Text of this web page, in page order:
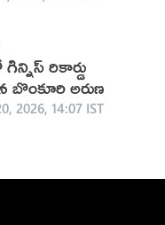
రికార్డు
అరుణ
2026, 14:07 IST